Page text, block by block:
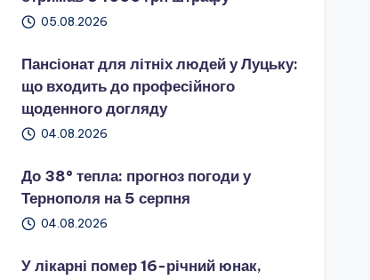
05.08.2026
Пансіонат для літніх людей у Луцьку:
що входить до професійного
щоденного догляду
04.08.2026
До 38° тепла: прогноз погоди у
Тернополя на 5 серпня
04.08.2026
У лікарні помер 16-річний юнак,